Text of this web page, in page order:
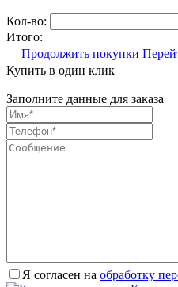
Кол-во:
Итого:
Продолжить покупки
Купить в один клик
Заполните данные для заказа
Я согласен на обработку